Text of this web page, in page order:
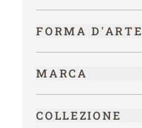
FORMA D'ARTE
MARCA
COLLEZIONE